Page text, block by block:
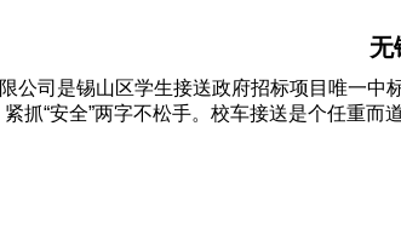
无
公司是锡山区学生接送政府招标项目唯一
抓“安全”两字不松手。校车接送是个任重